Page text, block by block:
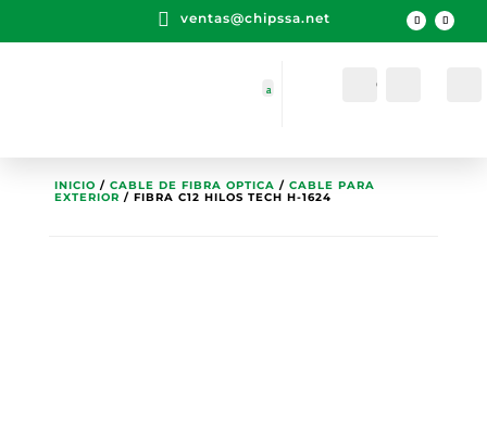
 ventas@chipssa.net
Cuenta
INICIO / CABLE DE FIBRA OPTICA / CABLE PARA
EXTERIOR / FIBRA C12 HILOS TECH H-1624